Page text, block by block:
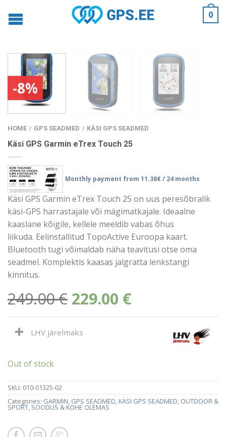
0
-8%
HOME / GPS SEADMED / KÄSI GPS SEADMED
Käsi GPS Garmin eTrex Touch 25
Monthly payment from 11.38€ / 24 months
Käsi GPS Garmin eTrex Touch 25 on uus peresõbralik
käsi-GPS harrastajale või mägimatkajale. Ideaalne
kaaslane kõigile, kellele meeldib vabas õhus
liikuda. Eelinstallitud TopoActive Euroopa kaart.
Bluetooth tugi võimaldab näha teavitusi otse oma
seadmel. Komplektis kaasas jalgratta lenkstangi
kinnitus.
249.00€ 229.00 €
LHV järelmaks
Out of stock
SKU: 010-01325-02
Categories: GARMIN GPS SEADMED KÄSI GPS SEADMED OUTDOOR &
SPORT SOODUS & KOHE OLEMAS